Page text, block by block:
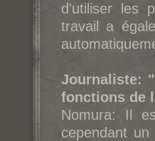
d'utiliser les
travail a
Journaliste:
fonctions de
Nomura: Il
cependant